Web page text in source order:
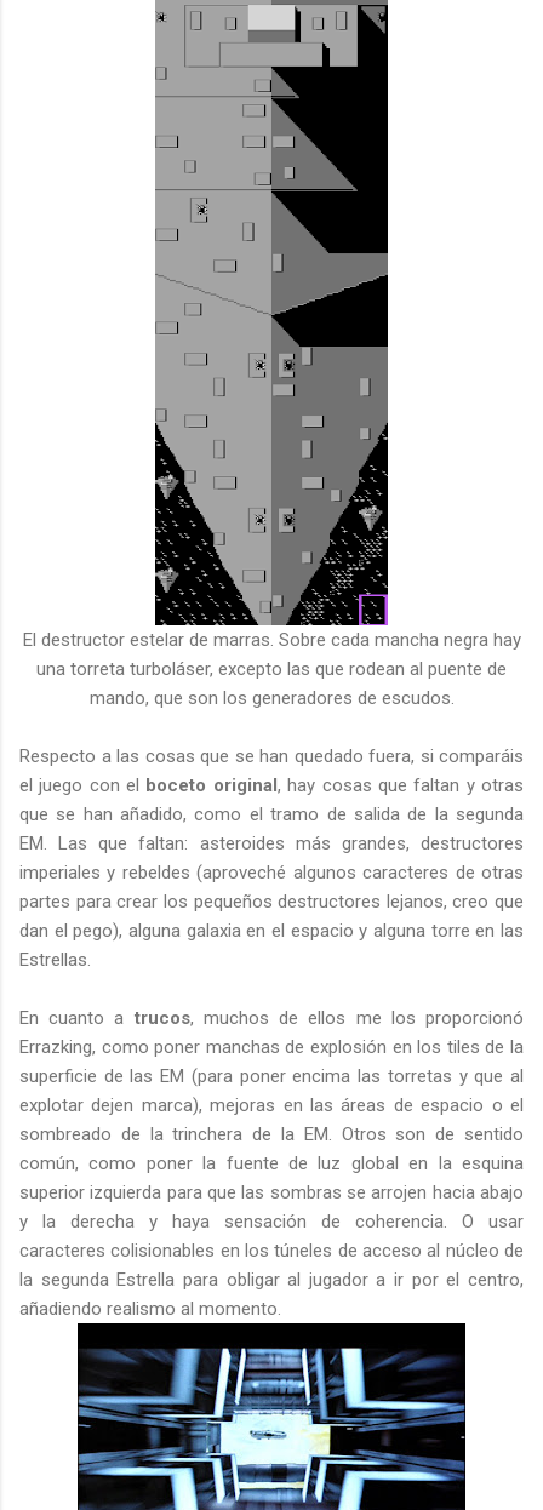
El destructor estelar de marras. Sobre cada mancha negra hay
una torreta turboláser, excepto las que rodean al puente de
mando, que son los generadores de escudos.
Respecto a las cosas que se han quedado fuera, si comparáis
el juego con el boceto original, hay cosas que faltan y otras
que se han añadido, como el tramo de salida de la segunda
EM. Las que faltan: asteroides más grandes, destructores
imperiales y rebeldes (aproveché algunos caracteres de otras
partes para crear los pequeños destructores lejanos, creo que
dan el pego), alguna galaxia en el espacio y alguna torre en las
Estrellas.
En cuanto a trucos, muchos de ellos me los proporcionó
Errazking, como poner manchas de explosión en los tiles de la
superficie de las EM (para poner encima las torretas y que al
explotar dejen marca), mejoras en las áreas de espacio o el
sombreado de la trinchera de la EM. Otros son de sentido
común, como poner la fuente de luz global en la esquina
superior izquierda para que las sombras se arrojen hacia abajo
y la derecha y haya sensación de coherencia. O usar
caracteres colisionables en los túneles de acceso al núcleo de
la segunda Estrella para obligar al jugador a ir por el centro,
añadiendo realismo al momento.